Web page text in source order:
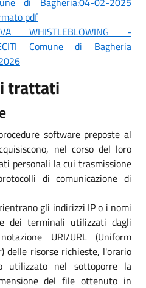
pdf
WHISTLEBLOWING -
Comune di Bagheria
trattati
software preposte al
nel corso del loro
personali la cui trasmissione
di comunicazione di
gli indirizzi IP o i nomi
dei terminali utilizzati dagli
URI/URL (Uniform
delle risorse richieste, l'orario
utilizzato nel sottoporre la
del file ottenuto in